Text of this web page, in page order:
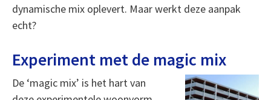
dynamische mix oplevert. Maar werkt deze aanpak
echt?
Experiment met de magic mix
De ‘magic mix’ is het hart van